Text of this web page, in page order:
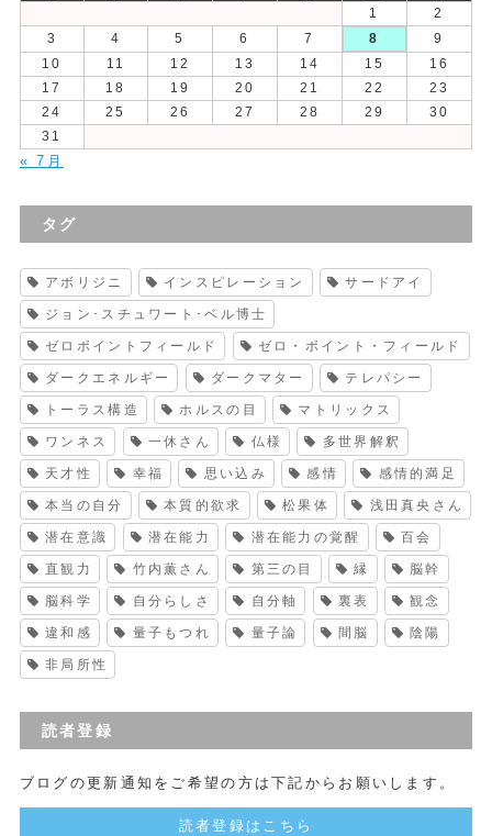
1
2
3
4 5 6 7 8
9
10
11 12 13 14 15
16
17
18 19 20 21 22
23
24
25 26 27 28 29
30
31
« 7月
タグ
アボリジニ インスピレーション サードアイ
ジョン･スチュワート･ベル博士
ゼロポイントフィールド ゼロ・ポイント・フィールド
ダークエネルギー ダークマター テレパシー
トーラス構造 ホルスの目 マトリックス
ワンネス 一休さん 仏様 多世界解釈
天才性 幸福 思い込み 感情 感情的満足
本当の自分 本質的欲求 松果体 浅田真央さん
潜在意識 潜在能力 潜在能力の覚醒 百会
直観力 竹内薫さん 第三の目 縁 脳幹
脳科学 自分らしさ 自分軸 裏表 観念
違和感 量子もつれ 量子論 間脳 陰陽
非局所性
読者登録
ブログの更新通知をご希望の方は下記からお願いします。
読者登録はこちら